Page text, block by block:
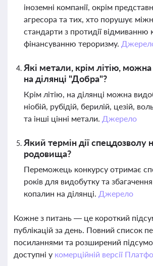
іноземні компанії, окрім
агресора та тих, хто порушує
стандарти з протидії відмиванню
фінансуванню тероризму.
Які метали, крім літію,
на ділянці "Добра"?
Крім літію, на ділянці можна
ніобій, рубідій, берилій, цезій,
та інші цінні метали. Джерело
Який термін дії спецдозволу
родовища?
Переможець конкурсу отримає
років для видобутку та
копалин на ділянці. Джерело
Кожне з питань — це короткий
публікацій за день. Повний список
посиланнями та розширений
доступні у комерційній версії